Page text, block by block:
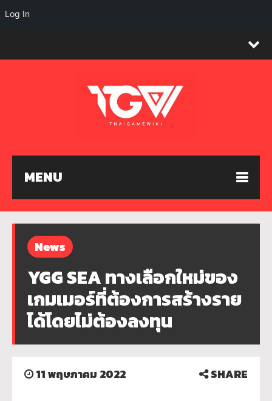
MENU
News
YGG SEA ทางเลือกใหม่ของ
เกมเมอร์ที่ต้องการสร้างราย
ได้โดยไม่ต้องลงทุน
11 พฤษภาคม 2022 SHARE
Log In